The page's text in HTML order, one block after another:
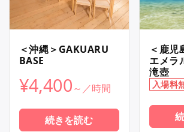
＜沖縄＞GAKUARU
BASE
¥4,400
続きを読む
＜鹿児
エメラ
滝壺
入場料